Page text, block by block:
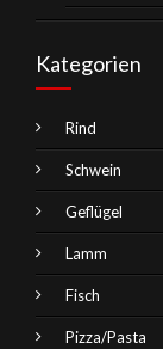
Kategorien
Rind
Schwein
Geflügel
Lamm
Fisch
Pizza/Pasta